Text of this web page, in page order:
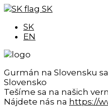
SK
SK
EN
Gurmán na Slovensku
Slovensko
Tešíme sa na našich
Nájdete nás na https://